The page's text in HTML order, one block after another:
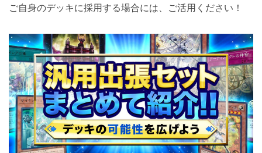
ご自身のデッキに採用する場合には、ご活用ください！